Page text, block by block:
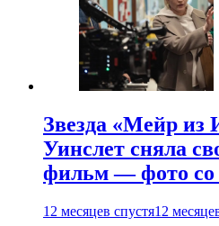
Звезда «Мейр из
Уинслет сняла
фильм — фото со
12 месяцев спустя12